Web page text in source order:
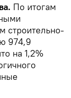
По итогам
строительно-
974,9
на 1,2%